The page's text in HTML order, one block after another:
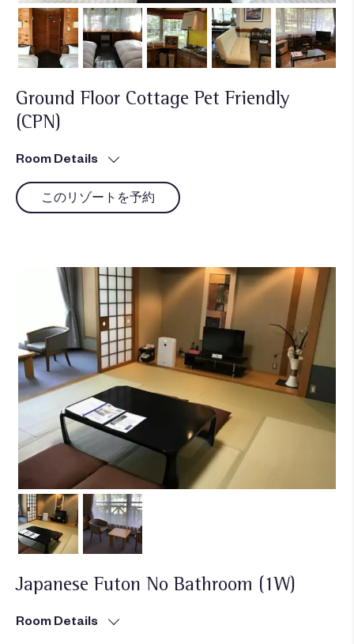
Ground Floor Cottage Pet Friendly
(CPN)
Room Details
このリゾートを予約
Japanese Futon No Bathroom (1W)
Room Details